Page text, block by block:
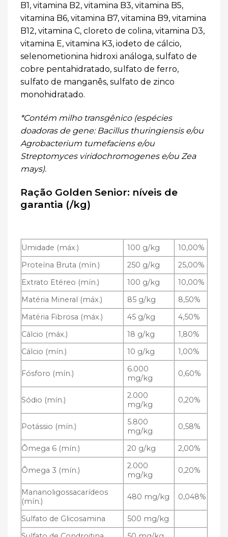
B1, vitamina B2, vitamina B3, vitamina B5,
vitamina B6, vitamina B7, vitamina B9, vitamina
B12, vitamina C, cloreto de colina, vitamina D3,
vitamina E, vitamina K3, iodeto de cálcio,
selenometionina hidroxi análoga, sulfato de
cobre pentahidratado, sulfato de ferro,
sulfato de manganês, sulfato de zinco
monohidratado.
*Contém milho transgênico (espécies
doadoras de gene: Bacillus thuringiensis e/ou
Agrobacterium tumefaciens e/ou
Streptomyces viridochromogenes e/ou Zea
mays).
Ração Golden Senior: níveis de
garantia (/kg)
Umidade (máx.) 100 g/kg
10,00%
Proteína Bruta (mín.)
250 g/kg
25,00%
Extrato Etéreo (mín.)
100 g/kg
10,00%
Matéria Mineral (máx.)
85 g/kg
8,50%
Matéria Fibrosa (máx.)
45 g/kg
4,50%
Cálcio (máx.)
18 g/kg
1,80%
Cálcio (mín.)
10 g/kg 1,00%
Fósforo (mín.)
6.000
mg/kg
0,60%
Sódio (mín.)
2.000
mg/kg
0,20%
Potássio (mín.)
5.800
mg/kg
0,58%
Ômega 6 (mín.) 20 g/kg 2,00%
Ômega 3 (mín.)
2.000
mg/kg
0,20%
Mananoligossacarídeos
(mín.)
480 mg/kg 0,048%
Sulfato de Glicosamina
500 mg/kg